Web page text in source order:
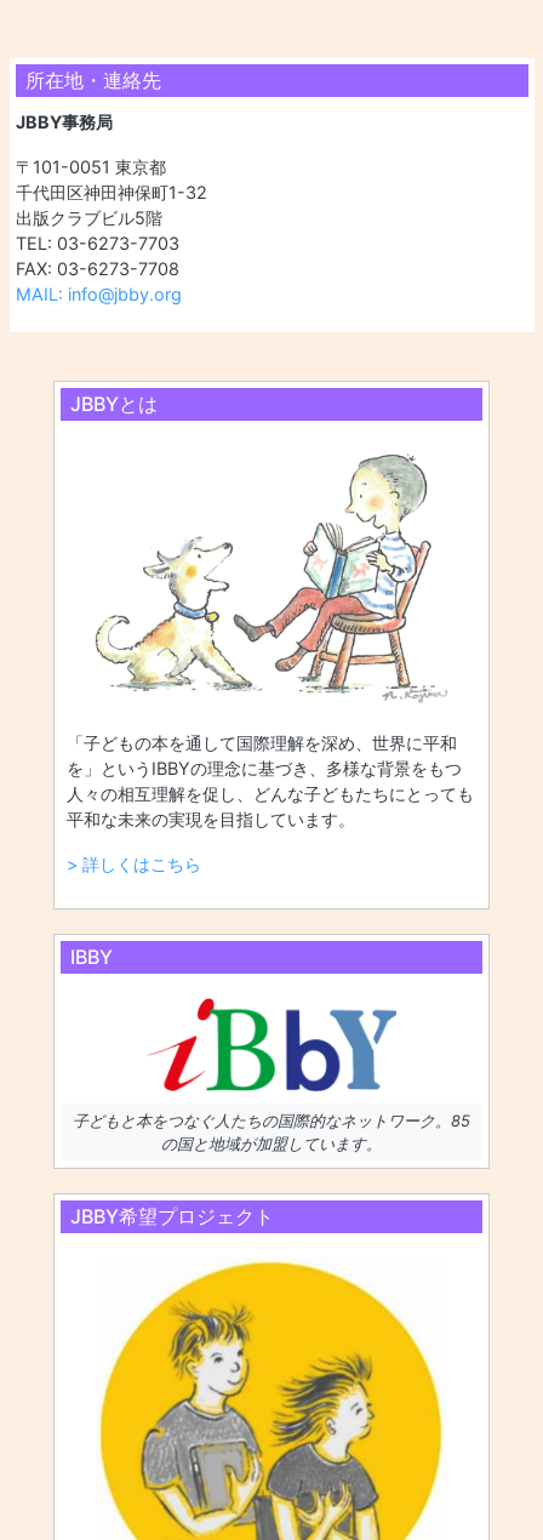
所在地・連絡先
JBBY事務局
〒101-0051 東京都
千代田区神田神保町1-32
出版クラブビル5階
TEL: 03-6273-7703
FAX: 03-6273-7708
MAIL: info@jbby.org
JBBYとは
「子どもの本を通して国際理解を深め、世界に平和
を」というIBBYの理念に基づき、多様な背景をもつ
人々の相互理解を促し、どんな子どもたちにとっても
平和な未来の実現を目指しています。
> 詳しくはこちら
IBBY
子どもと本をつなぐ人たちの国際的なネットワーク。85
の国と地域が加盟しています。
JBBY希望プロジェクト